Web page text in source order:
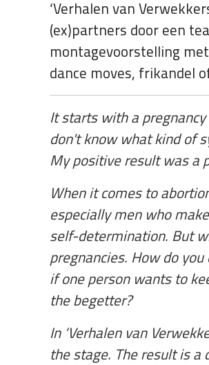
‘Verhalen van
(ex)partners door een
montagevoorstelling
dance moves, frikandel
It starts with a
don't know what kind of
My positive result was a
When it comes to
especially men who
self-determination. But
pregnancies. How do
if one person wants to
the begetter?
In ‘Verhalen van
the stage. The result is